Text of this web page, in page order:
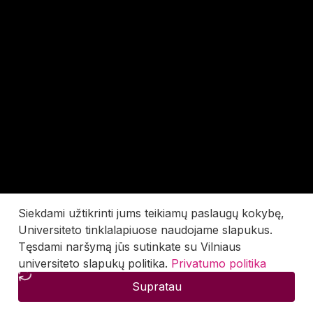
Siekdami užtikrinti jums teikiamų paslaugų kokybę,
Universiteto tinklalapiuose naudojame slapukus.
Tęsdami naršymą jūs sutinkate su Vilniaus
universiteto slapukų politika. Privatumo politika
Supratau